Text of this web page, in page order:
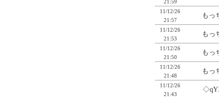
21:59
11/12/26
21:57
もっ
11/12/26
21:53
もっ
11/12/26
21:50
もっ
11/12/26
21:48
もっ
11/12/26
21:43